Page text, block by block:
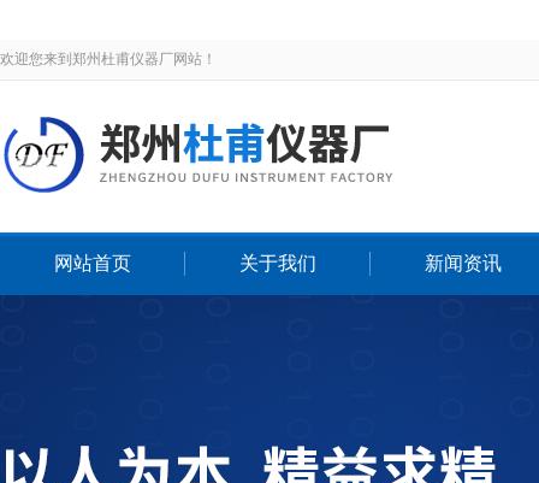
欢迎您来到郑州杜甫仪器厂网站！
网站首页 关于我们 新闻资讯